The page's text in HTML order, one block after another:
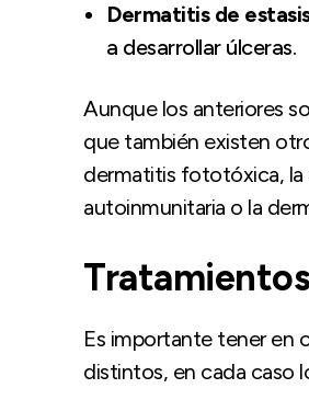
Dermatitis de
a desarrollar úlceras.
Aunque los anteriores
que también existen
dermatitis fototóxica, la
autoinmunitaria o la
Es importante tener en
distintos, en cada caso